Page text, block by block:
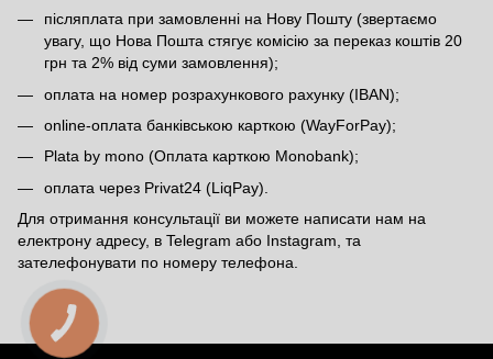
післяплата при замовленні на Нову Пошту (звертаємо
увагу, що Нова Пошта стягує комісію за переказ коштів 20
грн та 2% від суми замовлення);
оплата на номер розрахункового рахунку (IBAN);
online-оплата банківською карткою (WayForPay);
Plata by mono (Оплата карткою Monobank);
оплата через Privat24 (LiqPay).
Для отримання консультації ви можете написати нам на
електрону адресу, в Telegram або Instagram, та
зателефонувати по номеру телефона.